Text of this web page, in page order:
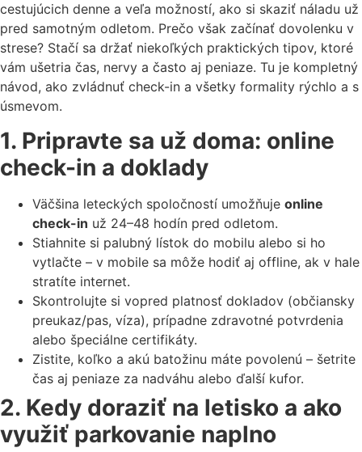
cestujúcich denne a veľa možností, ako si skaziť náladu už
pred samotným odletom. Prečo však začínať dovolenku v
strese? Stačí sa držať niekoľkých praktických tipov, ktoré
vám ušetria čas, nervy a často aj peniaze. Tu je kompletný
návod, ako zvládnuť check-in a všetky formality rýchlo a s
úsmevom.
1. Pripravte sa už doma: online
check-in a doklady
Väčšina leteckých spoločností umožňuje online
check-in už 24–48 hodín pred odletom.
Stiahnite si palubný lístok do mobilu alebo si ho
vytlačte – v mobile sa môže hodiť aj offline, ak v hale
stratíte internet.
Skontrolujte si vopred platnosť dokladov (občiansky
preukaz/pas, víza), prípadne zdravotné potvrdenia
alebo špeciálne certifikáty.
Zistite, koľko a akú batožinu máte povolenú – šetrite
čas aj peniaze za nadváhu alebo ďalší kufor.
2. Kedy doraziť na letisko a ako
využiť parkovanie naplno